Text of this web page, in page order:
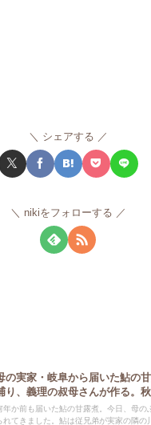
シェアする
nikiをフォローする
の実家・岐阜から届いた鮎の
り、義理の叔母さんが作る。秋
年か前も届いた鮎の甘露煮。今日、母の
れてきました。鮎は従兄弟が実家の隣の